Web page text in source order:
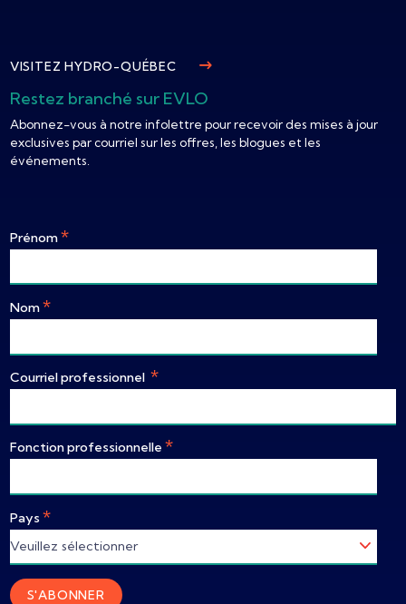
VISITEZ HYDRO-QUÉBEC
Restez branché sur EVLO
Abonnez-vous à notre infolettre pour recevoir des mises à jour
exclusives par courriel sur les offres, les blogues et les
événements.
Prénom*
Nom*
Courriel professionnel *
Fonction professionnelle *
Pays *